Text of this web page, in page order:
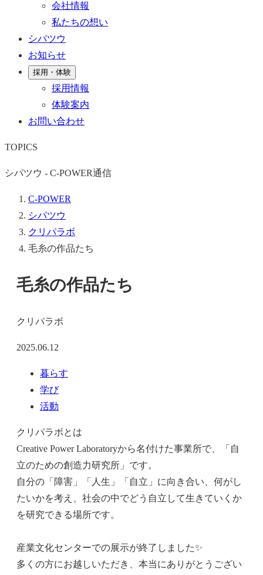
会社情報
私たちの想い
シパツウ
お知らせ
採用・体験
採用情報
体験案内
お問い合わせ
TOPICS
シパツウ - C-POWER通信
C-POWER
シパツウ
クリパラボ
毛糸の作品たち
毛糸の作品たち
クリパラボ
2025.06.12
暮らす
学び
活動
クリパラボとは
Creative Power Laboratoryから名付けた事業所で、「自
立のための創造力研究所」です。
自分の「障害」「人生」「自立」に向き合い、何がし
たいかを考え、社会の中でどう自立して生きていくか
を研究できる場所です。
産業文化センターでの展示が終了しました✨
多くの方にお越しいただき、本当にありがとうござい